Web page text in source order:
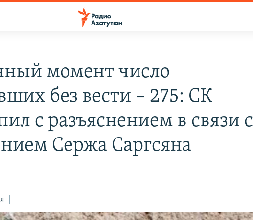
момент число
без вести – 275: СК
с разъяснением в связи с
Сержа Саргсяна